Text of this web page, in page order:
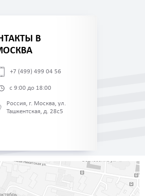
В
+7 (499) 499 04 56
с 9:00 до 18:00
Россия, г. Москва, ул.
Ташкентская, д. 28с5